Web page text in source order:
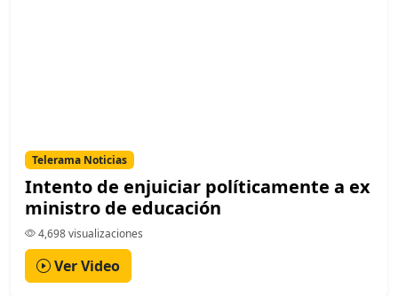
Telerama Noticias
Intento de enjuiciar políticamente a ex
ministro de educación
4,698 visualizaciones
Ver Video